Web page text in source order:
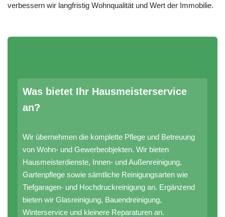
verbessern wir langfristig Wohnqualität und Wert der Immobilie.
Was bietet Ihr Hausmeisterservice
an?
Wir übernehmen die komplette Pflege und Betreuung
von Wohn- und Gewerbeobjekten. Wir bieten
Hausmeisterdienste, Innen- und Außenreinigung,
Gartenpflege sowie sämtliche Reinigungsarten wie
Tiefgaragen- und Hochdruckreinigung an. Ergänzend
bieten wir Glasreinigung, Bauendreinigung,
Winterservice und kleinere Reparaturen an.